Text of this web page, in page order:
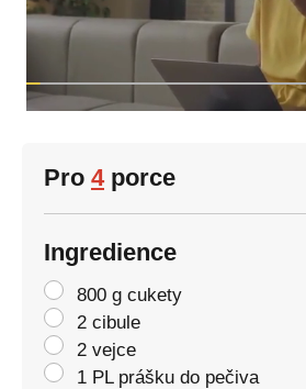
Pro 4porce
Ingredience
800 g cukety
2 cibule
2 vejce
1 PL prášku do pečiva